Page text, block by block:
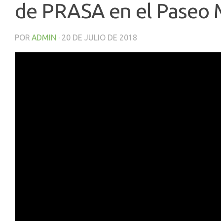
de PRASA en el Paseo
POR ADMIN · 20 DE JULIO DE 2018